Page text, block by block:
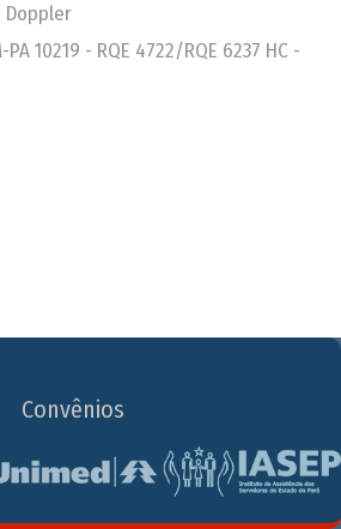
Doppler
PA 10219 - RQE 4722/RQE 6237 HC -
Convênios